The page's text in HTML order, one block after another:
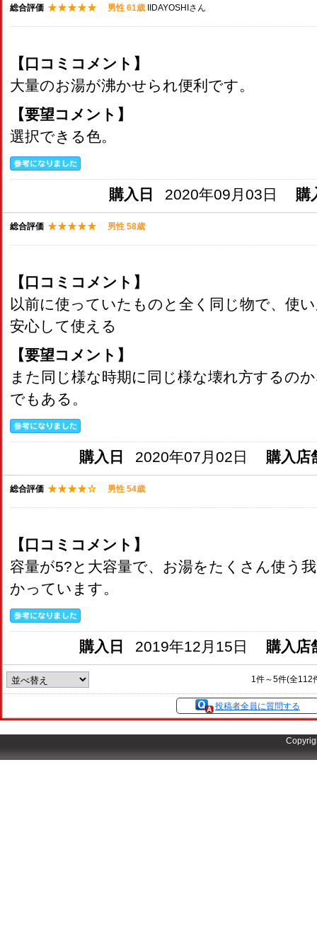
総合評価 男性 61歳 IIDAYOSHIさん
【口コミコメント】
大量のお湯が沸かせられ便利です。
【要望コメント】
選択できる色。
購入日 2020年09月03日 購
総合評価 男性 58歳
【口コミコメント】
以前に使っていたものと全く同じ物で、使
安心して使える
【要望コメント】
また同じ様な時期に同じ様な壊れ方するの
でもある。
購入日 2020年07月02日 購入店
総合評価 男性 54歳
【口コミコメント】
容量が5?と大容量で、お湯をたくさん使う
かっています。
購入日 2019年12月15日 購入店
1件～5件(全
投稿者全員に質問する